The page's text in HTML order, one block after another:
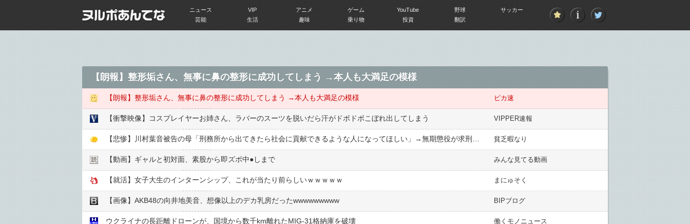
ニュース VIP アニメ ゲーム YouTube 野球
サッカー
芸能
生活 趣味 乗り物 投資 翻訳
【朗報】整形垢さん、無事に鼻の整形に成功してしまう →本人も大満足の模様
【朗報】整形垢さん、無事に鼻の整形に成功してしまう →本人も大満足の模様 ピカ速
【衝撃映像】コスプレイヤーお姉さん、ラバーのスーツを脱いだら汗がドボドボこぼれ出してしまう VIPPER速報
貧乏暇なり
【動画】ギャルと初対面、素股から即ズボ中●︎しまで みんな見てる動画
【就活】女子大生のインターンシップ、これが当たり前らしいｗｗｗｗｗ まにゅそく
【画像】AKB48の向井地美音、想像以上のデカ乳房だったwwwwwwwww BIPブログ
ウクライナの長距離ドローンが、国境から数千km離れたMIG-31格納庫を破壊 働くモノニュース